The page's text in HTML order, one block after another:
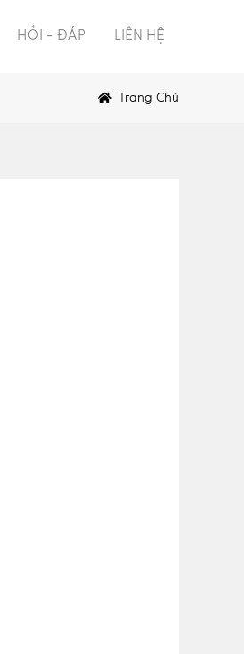
HỎI - ĐÁP LIÊN HỆ
Trang Chủ